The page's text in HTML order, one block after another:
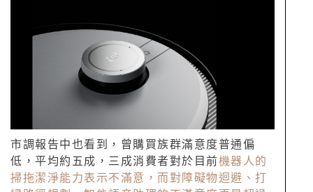
市調報告中也看到，曾購買族群滿意度普通偏
低，平均約五成，三成消費者對於目前機器人的
掃拖潔淨能力表示不滿意，而對障礙物迴避、打